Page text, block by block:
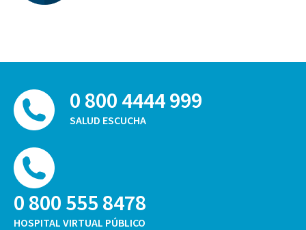
0 800 4444 999
SALUD ESCUCHA
0 800 555 8478
HOSPITAL VIRTUAL PÚBLICO